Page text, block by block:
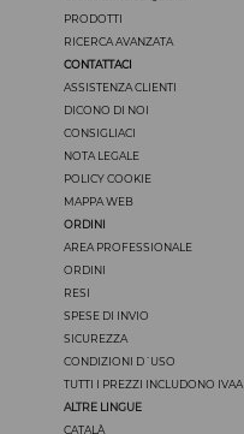
PRODOTTI
RICERCA AVANZATA
CONTATTACI
ASSISTENZA CLIENTI
DICONO DI NOI
CONSIGLIACI
NOTA LEGALE
POLICY COOKIE
MAPPA WEB
ORDINI
AREA PROFESSIONALE
ORDINI
RESI
SPESE DI INVIO
SICUREZZA
CONDIZIONI D´USO
TUTTI I PREZZI INCLUDONO IVAA
ALTRE LINGUE
CATALÀ